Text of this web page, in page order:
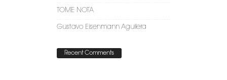
TOME NOTA
Gustavo Eisenmann Aguilera
Recent Comments